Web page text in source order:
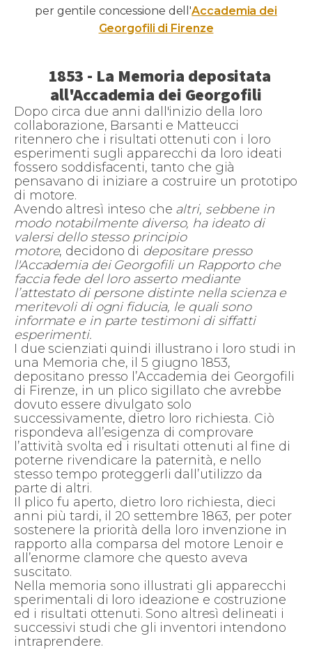
per gentile concessione dell'Accademia dei
Georgofili di Firenze
1853 - La Memoria depositata
all'Accademia dei Georgofili
Dopo circa due anni dall'inizio della loro
collaborazione, Barsanti e Matteucci
ritennero che i risultati ottenuti con i loro
esperimenti sugli apparecchi da loro ideati
fossero soddisfacenti, tanto che già
pensavano di iniziare a costruire un prototipo
di motore.
Avendo altresì inteso che altri, sebbene in
modo notabilmente diverso, ha ideato di
valersi dello stesso principio
motore, decidono di depositare presso
l'Accademia dei Georgofili un Rapporto che
faccia fede del loro asserto mediante
l’attestato di persone distinte nella scienza e
meritevoli di ogni fiducia, le quali sono
informate e in parte testimoni di siffatti
esperimenti.
I due scienziati quindi illustrano i loro studi in
una Memoria che, il 5 giugno 1853,
depositano presso l’Accademia dei Georgofili
di Firenze, in un plico sigillato che avrebbe
dovuto essere divulgato solo
successivamente, dietro loro richiesta. Ciò
rispondeva all’esigenza di comprovare
l’attività svolta ed i risultati ottenuti al fine di
poterne rivendicare la paternità, e nello
stesso tempo proteggerli dall’utilizzo da
parte di altri.
Il plico fu aperto, dietro loro richiesta, dieci
anni più tardi, il 20 settembre 1863, per poter
sostenere la priorità della loro invenzione in
rapporto alla comparsa del motore Lenoir e
all’enorme clamore che questo aveva
suscitato.
Nella memoria sono illustrati gli apparecchi
sperimentali di loro ideazione e costruzione
ed i risultati ottenuti. Sono altresì delineati i
successivi studi che gli inventori intendono
intraprendere.